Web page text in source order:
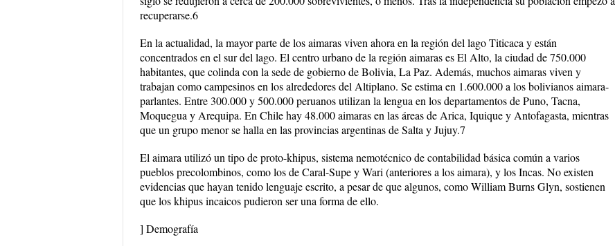
recuperarse.6
En la actualidad, la mayor parte de los aimaras viven ahora en la región del lago Titicaca y están
concentrados en el sur del lago. El centro urbano de la región aimaras es El Alto, la ciudad de 750.000
habitantes, que colinda con la sede de gobierno de Bolivia, La Paz. Además, muchos aimaras viven y
trabajan como campesinos en los alrededores del Altiplano. Se estima en 1.600.000 a los bolivianos aimara-
parlantes. Entre 300.000 y 500.000 peruanos utilizan la lengua en los departamentos de Puno, Tacna,
Moquegua y Arequipa. En Chile hay 48.000 aimaras en las áreas de Arica, Iquique y Antofagasta, mientras
que un grupo menor se halla en las provincias argentinas de Salta y Jujuy.7
El aimara utilizó un tipo de proto-khipus, sistema nemotécnico de contabilidad básica común a varios
pueblos precolombinos, como los de Caral-Supe y Wari (anteriores a los aimara), y los Incas. No existen
evidencias que hayan tenido lenguaje escrito, a pesar de que algunos, como William Burns Glyn, sostienen
que los khipus incaicos pudieron ser una forma de ello.
] Demografía